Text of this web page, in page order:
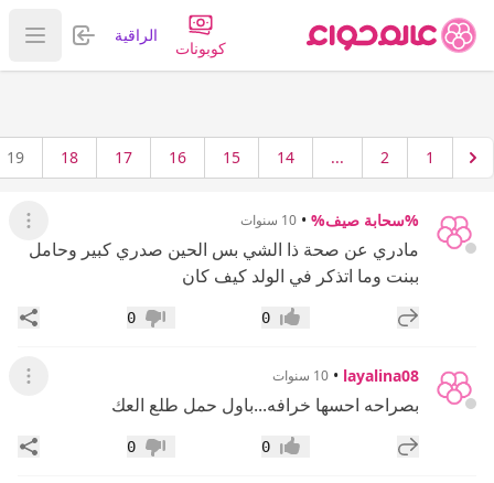
كوبونات
الراقية تسجيل
عرض
1
2
...
14
15
16
17
18
19
%سحابة صيف% • 10 سنوات عرض
مادري عن صحة ذا الشي بس الحين صدري كبير وحامل
ببنت وما اتذكر في الولد كيف كان
إضافة رد جديد إعجاب0 عدم إعجاب
0
layalina08
• 10 سنوات عرض
بصراحه احسها خرافه...باول حمل طلع العك
إضافة رد جديد إعجاب0 عدم إعجاب
0